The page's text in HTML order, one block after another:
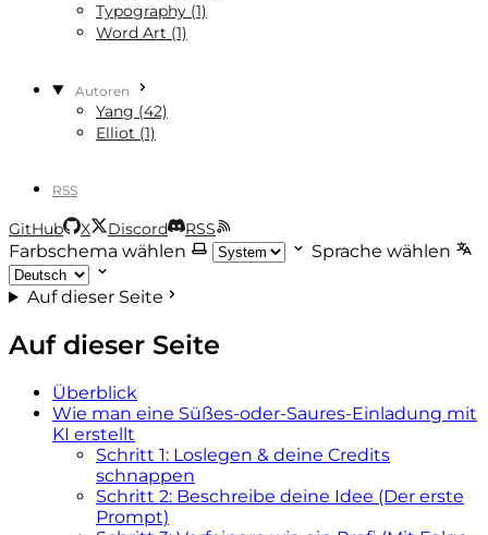
Typography (1)
Word Art (1)
Autoren
Yang (42)
Elliot (1)
RSS
GitHub X Discord RSS
Farbschema wählen Sprache wählen
Auf dieser Seite
Auf dieser Seite
Überblick
Wie man eine Süßes-oder-Saures-Einladung mit
KI erstellt
Schritt 1: Loslegen & deine Credits
schnappen
Schritt 2: Beschreibe deine Idee (Der erste
Prompt)